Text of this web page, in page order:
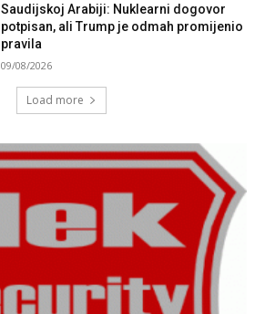
Saudijskoj Arabiji: Nuklearni dogovor
potpisan, ali Trump je odmah promijenio
pravila
09/08/2026
Load more